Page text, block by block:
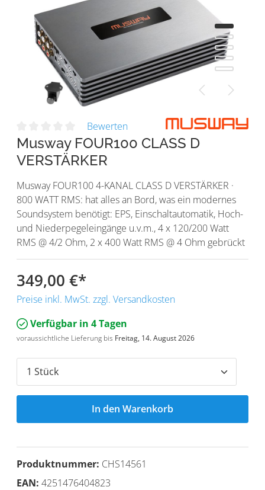
Bewerten
Musway FOUR100 CLASS D
VERSTÄRKER
Musway FOUR100 4-KANAL CLASS D VERSTÄRKER ·
800 WATT RMS: hat alles an Bord, was ein modernes
Soundsystem benötigt: EPS, Einschaltautomatik, Hoch-
und Niederpegeleingänge u.v.m., 4 x 120/200 Watt
RMS @ 4/2 Ohm, 2 x 400 Watt RMS @ 4 Ohm gebrückt
349,00 €*
Preise inkl. MwSt. zzgl. Versandkosten
Verfügbar in 4 Tagen
voraussichtliche Lieferung bis Freitag, 14. August 2026
In den Warenkorb
Produktnummer: CHS14561
EAN: 4251476404823